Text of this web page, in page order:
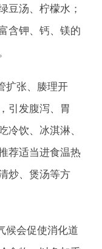
豆汤、柠檬水；
含钾、钙、镁的
扩张、腠理开
引发腹泻、胃
冷饮、冰淇淋、
荐适当进食温热
炒、煲汤等方
候会促使消化道